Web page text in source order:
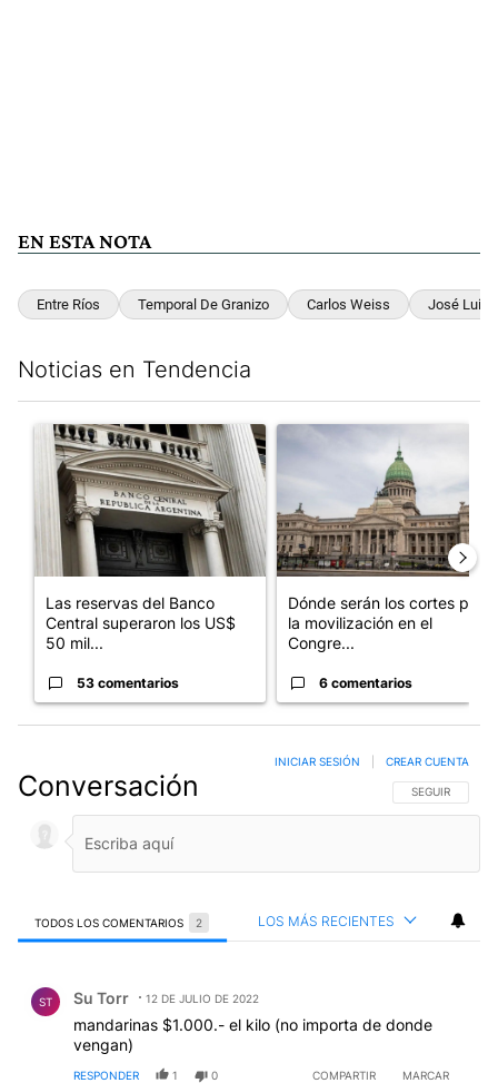
EN ESTA NOTA
Entre Ríos Temporal De Granizo Carlos Weiss José Luis
Noticias en Tendencia
Un artículo de tendencia con el título "Las reservas del Banco
Las reservas del Banco
Central superaron los US$
50 mil...
53 comentarios
Un artículo de tendencia
Dónde serán los cortes por
la movilización en el
Congre...
6 comentarios
Conversación SIGA ESTA
SEGUIR
INICIAR SESIÓN CREAR CUENTA
TODOS LOS COMENTARIOS 2 LOS MÁS RECIENTES
ST Su Torr 12 DE JULIO DE 2022
mandarinas $1.000.- el kilo (no importa de donde
vengan)
RESPONDER 1 0 COMPARTIR
MARCAR